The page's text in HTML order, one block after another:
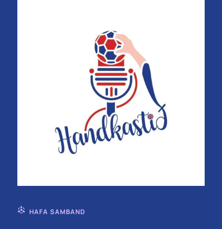
HAFA SAMBAND